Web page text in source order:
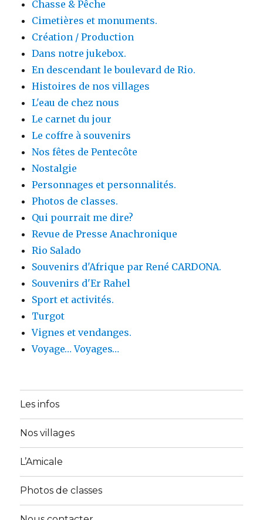
Chasse & Pêche
Cimetières et monuments.
Création / Production
Dans notre jukebox.
En descendant le boulevard de Rio.
Histoires de nos villages
L'eau de chez nous
Le carnet du jour
Le coffre à souvenirs
Nos fêtes de Pentecôte
Nostalgie
Personnages et personnalités.
Photos de classes.
Qui pourrait me dire?
Revue de Presse Anachronique
Rio Salado
Souvenirs d'Afrique par René CARDONA.
Souvenirs d'Er Rahel
Sport et activités.
Turgot
Vignes et vendanges.
Voyage… Voyages…
Les infos
Nos villages
L’Amicale
Photos de classes